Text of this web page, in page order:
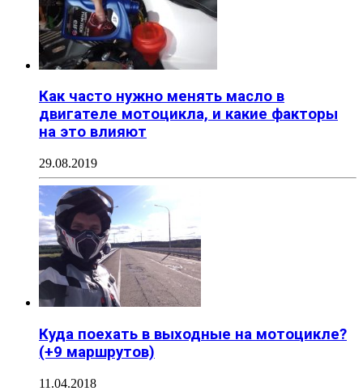
Как часто нужно менять масло в
двигателе мотоцикла, и какие факторы
на это влияют
29.08.2019
Куда поехать в выходные на мотоцикле?
(+9 маршрутов)
11.04.2018